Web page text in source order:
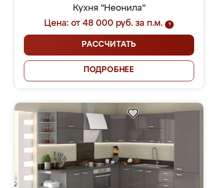
Кухня "Неонила"
Цена: от 48 000 руб. за п.м.
?
РАССЧИТАТЬ
ПОДРОБНЕЕ